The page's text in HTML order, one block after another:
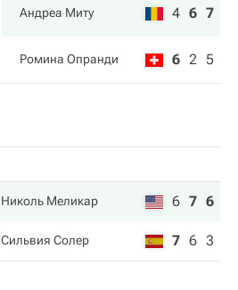
Андреа Миту 4 6 7
Ромина Опранди 6 2 5
Николь Меликар 6 7 6
Сильвия Солер 7 6 3